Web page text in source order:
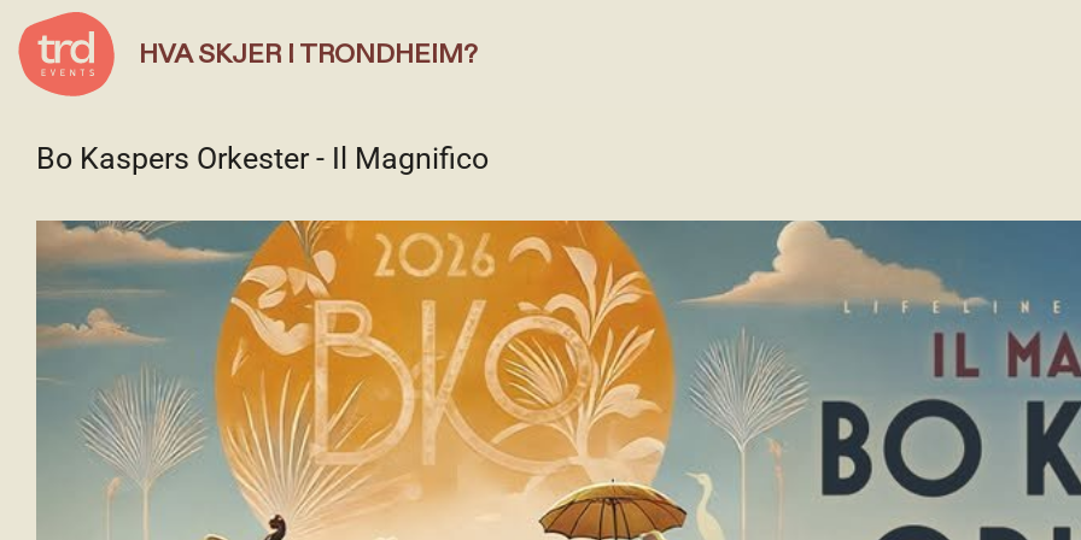
HVA SKJER I TRONDHEIM?
Bo Kaspers Orkester - Il Magnifico